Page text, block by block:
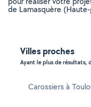
de Lamasquère
Villes proches
Ayant le plus de résultats,
Carossiers à